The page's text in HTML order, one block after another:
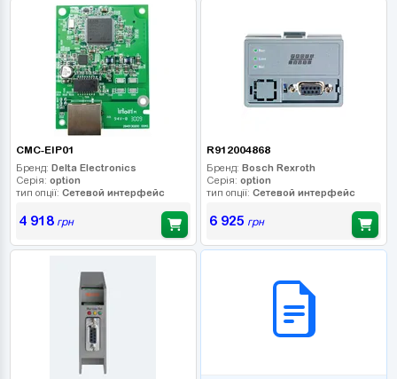
CMC-EIP01
Бренд: Delta Electronics
Серія: option
тип опції: Сетевой интерфейс
4 918грн
R912004868
Бренд: Bosch Rexroth
Серія: option
тип опції: Сетевой интерфейс
6 925 грн